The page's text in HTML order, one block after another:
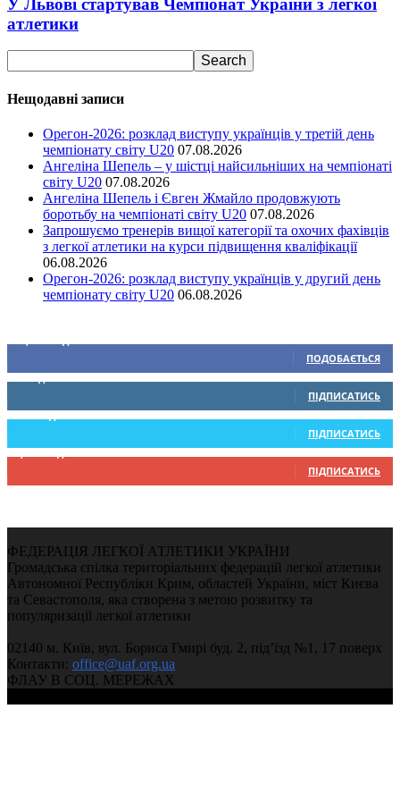
атлетики
Нещодавні записи
Орегон-2026: розклад виступу українців у третій день
чемпіонату світу U20 07.08.2026
Ангеліна Шепель – у шістці найсильніших на чемпіонаті
світу U20 07.08.2026
Ангеліна Шепель і Євген Жмайло продовжують
боротьбу на чемпіонаті світу U20 07.08.2026
Запрошуємо тренерів вищої категорії та охочих фахівців
з легкої атлетики на курси підвищення кваліфікації
06.08.2026
Орегон-2026: розклад виступу українців у другий день
чемпіонату світу U20 06.08.2026
ПОДОБАЄТЬСЯ
0 Підписників
ПІДПИСАТИСЬ
234 Підписників
ПІДПИСАТИСЬ
9,370 Підписників
ПІДПИСАТИСЬ
ФЕДЕРАЦІЯ ЛЕГКОЇ АТЛЕТИКИ УКРАЇНИ
Громадська спілка територіальних федерацій легкої атлетики
Автономної Республіки Крим, областей України, міст Києва
та Севастополя, яка створена з метою розвитку та
популяризації легкої атлетики
02140 м. Київ, вул. Бориса Гмирі буд. 2, під’їзд №1, 17 поверх
Контакти: office@uaf.org.ua
ФЛАУ В СОЦ. МЕРЕЖАХ